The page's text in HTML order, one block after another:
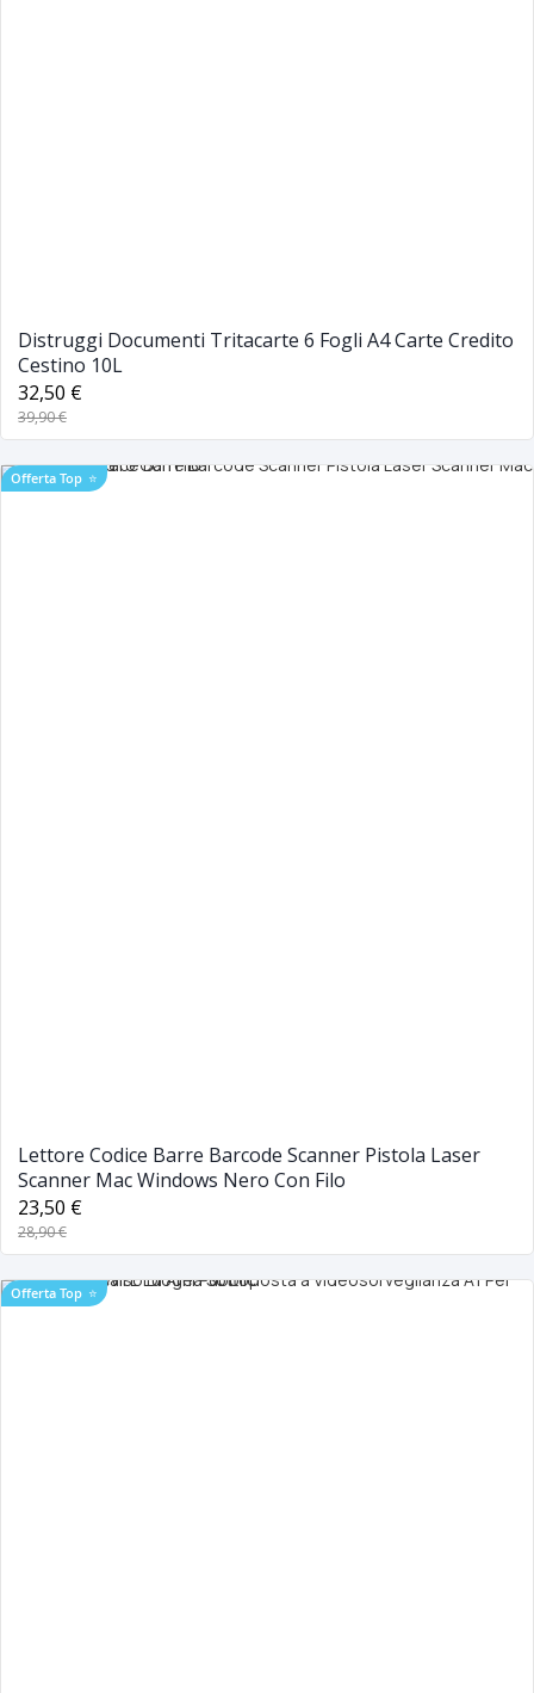
Distruggi Documenti Tritacarte 6 Fogli A4 Carte Credito
Cestino 10L
32,50 €
39,90 €
Offerta Top ⭐
Lettore Codice Barre Barcode Scanner Pistola Laser
Scanner Mac Windows Nero Con Filo
23,50 €
28,90 €
Offerta Top ⭐